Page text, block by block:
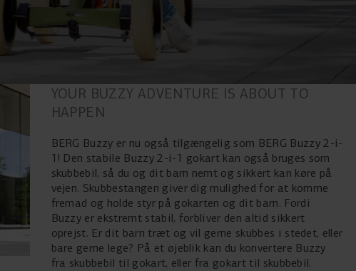
YOUR BUZZY ADVENTURE IS ABOUT TO
HAPPEN
BERG Buzzy er nu også tilgængelig som BERG Buzzy 2-i-
1! Den stabile Buzzy 2-i-1 gokart kan også bruges som
skubbebil, så du og dit barn nemt og sikkert kan køre på
vejen. Skubbestangen giver dig mulighed for at komme
fremad og holde styr på gokarten og dit barn. Fordi
Buzzy er ekstremt stabil, forbliver den altid sikkert
oprejst. Er dit barn træt og vil gerne skubbes i stedet, eller
bare gerne lege? På et øjeblik kan du konvertere Buzzy
fra skubbebil til gokart, eller fra gokart til skubbebil.